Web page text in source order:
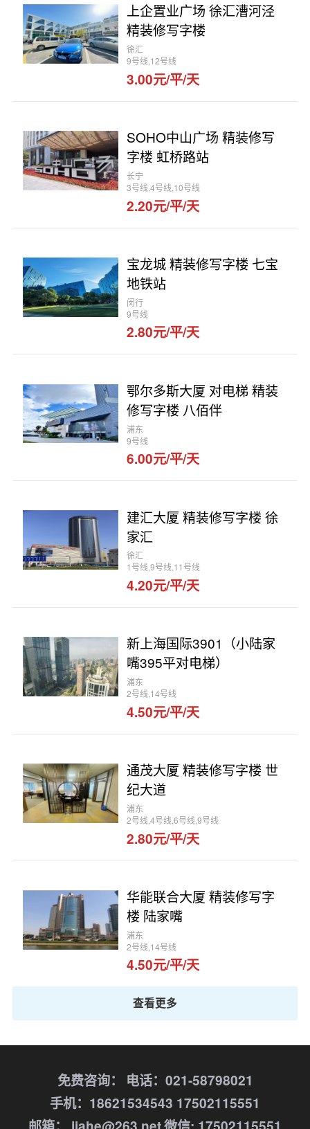
上企置业广场 徐汇漕河泾
精装修写字楼
徐汇
9号线,12号线
3.00元/平/天
SOHO中山广场 精装修写
字楼 虹桥路站
长宁
3号线,4号线,10号线
2.20元/平/天
宝龙城 精装修写字楼 七宝
地铁站
闵行
9号线
2.80元/平/天
鄂尔多斯大厦 对电梯 精装
修写字楼 八佰伴
浦东
9号线
6.00元/平/天
建汇大厦 精装修写字楼 徐
家汇
徐汇
1号线,9号线,11号线
4.20元/平/天
新上海国际3901（小陆家
嘴395平对电梯）
浦东
2号线,14号线
4.50元/平/天
通茂大厦 精装修写字楼 世
纪大道
浦东
2号线,4号线,6号线,9号线
2.80元/平/天
华能联合大厦 精装修写字
楼 陆家嘴
浦东
2号线,14号线
4.50元/平/天
查看更多
免费咨询：
电话：021-58798021
手机：18621534543 17502115551